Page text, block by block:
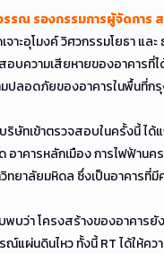
รณ รองกรรมการผู้จัดการ
จาะอุโมงค์ วิศวกรรมโยธา แ
บความเสียหายของอาคารที่
ลอดภัยของอาคารในพื้นที่กรุ
ข้าตรวจสอบในครั้งนี้ ได้แก่
าคารหลักเมือง การไฟฟ้าน
ทยาลัยมหิดล ซึ่งเป็นอาคารที่
ว่า โครงสร้างของอาคารยั
ณ์แผ่นดินไหว ทั้งนี้ RT ได้ให้ค